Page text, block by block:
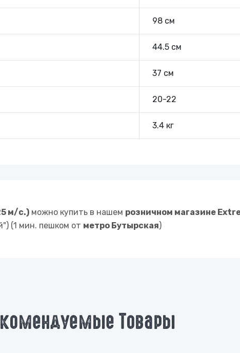
98 см
44.5 см
37 см
20-22
3.4 кг
м/с.) можно купить в нашем розничном магазине
(1 мин. пешком от метро Бутырская)
Товары